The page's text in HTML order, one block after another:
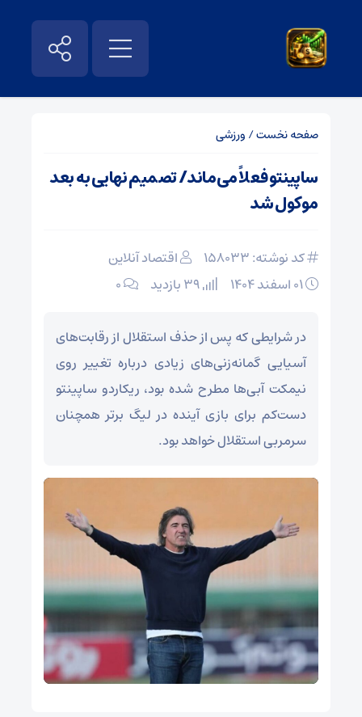
صفحه نخست/ ورزشی
ساپینتو فعلاً می‌ماند/ تصمیم نهایی به بعد
موکول شد
کد نوشته: 158033
اقتصاد آنلاین
۰
در شرایطی که پس از حذف استقلال از رقابت‌های
آسیایی گمانه‌زنی‌های زیادی درباره تغییر روی
نیمکت آبی‌ها مطرح شده بود، ریکاردو ساپینتو
دست‌کم برای بازی آینده در لیگ برتر همچنان
سرمربی استقلال خواهد بود.